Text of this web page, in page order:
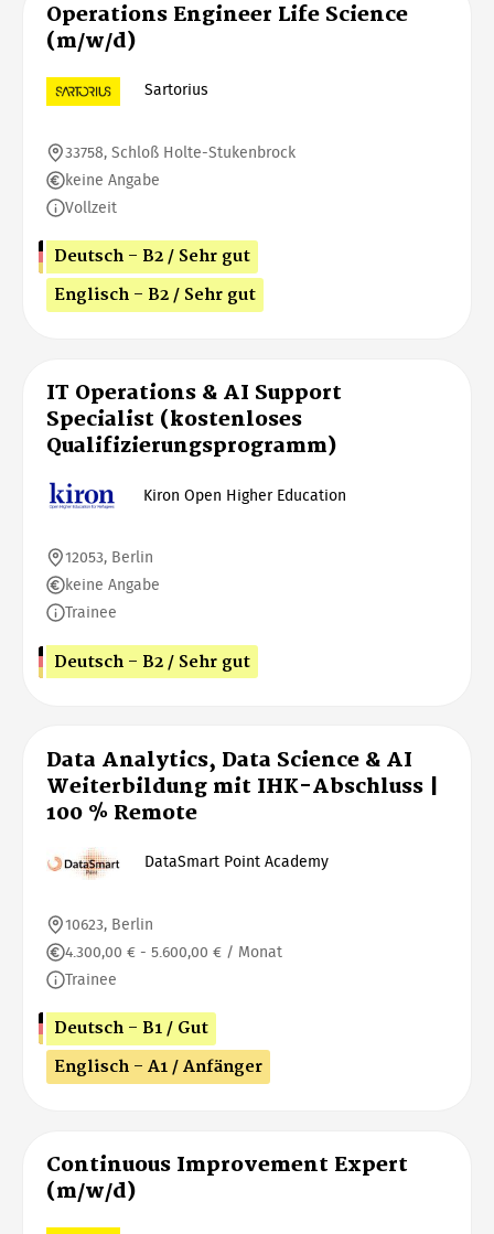
Operations Engineer Life Science
(m/w/d)
Sartorius
33758, Schloß Holte-Stukenbrock
keine Angabe
Vollzeit
Deutsch - B2 / Sehr gut
Englisch - B2 / Sehr gut
IT Operations & AI Support
Specialist (kostenloses
Qualifizierungsprogramm)
Kiron Open Higher Education
12053, Berlin
keine Angabe
Trainee
Deutsch - B2 / Sehr gut
Data Analytics, Data Science & AI
Weiterbildung mit IHK-Abschluss |
100 % Remote
DataSmart Point Academy
10623, Berlin
4.300,00 € - 5.600,00 € / Monat
Trainee
Deutsch - B1 / Gut
Englisch - A1 / Anfänger
Continuous Improvement Expert
(m/w/d)